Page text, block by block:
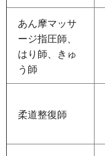
あん摩マッサ
ージ指圧師、
はり師、きゅ
う師
柔道整復師